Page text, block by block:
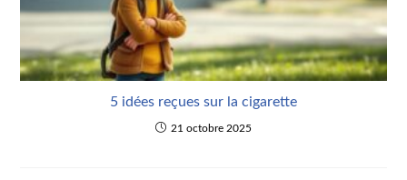
5 idées reçues sur la cigarette
21 octobre 2025